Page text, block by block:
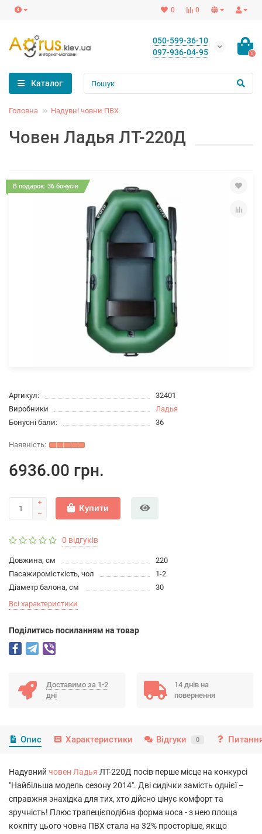
0
0
050-599-36-10
097-936-04-95
0
Каталог
Головна Надувні човни ПВХ
Човен Ладья ЛТ-220Д
В подарок: 36 бонусів
Артикул:
32401
Виробники
Ладья
Бонусні бали:
36
6936.00 грн.
Купити
0 відгуків
Довжина, см
220
Пасажиромісткість, чол
1-2
Діаметр балона, см
30
Всі характеристики
Подiлитись посиланням на товар
Доставимо за 1-2
дні
14 днів на
повернення
Опис Характеристики Відгуки 0
Надувний човен Ладья ЛТ-220Д посів перше місце на конкурсі
"Найбільша модель сезону 2014". Дві сидічки замість однієї –
справжня знахідка для тих, хто дійсно цінує комфорт та
зручність! Плюс трапецієподібна форма носа - з нею площа
кокпіту цього човна ПВХ стала на 32% просторіше, якщо